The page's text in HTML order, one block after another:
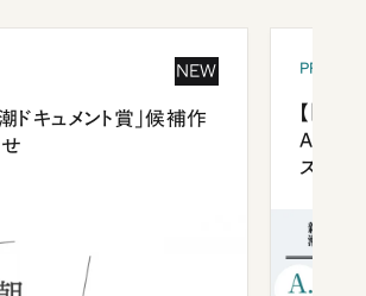
NEW
ドキュメント賞」候補作
せ
【「新
ズプレ